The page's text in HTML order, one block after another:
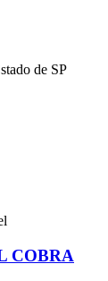
de SP
COBRA